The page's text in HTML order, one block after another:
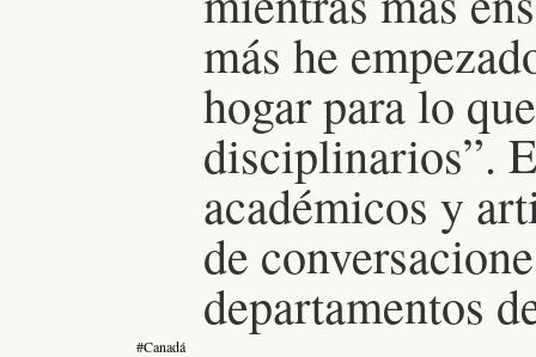
más he
hogar para lo
disciplinarios”.
académicos y
de
departamentos
#Canadá